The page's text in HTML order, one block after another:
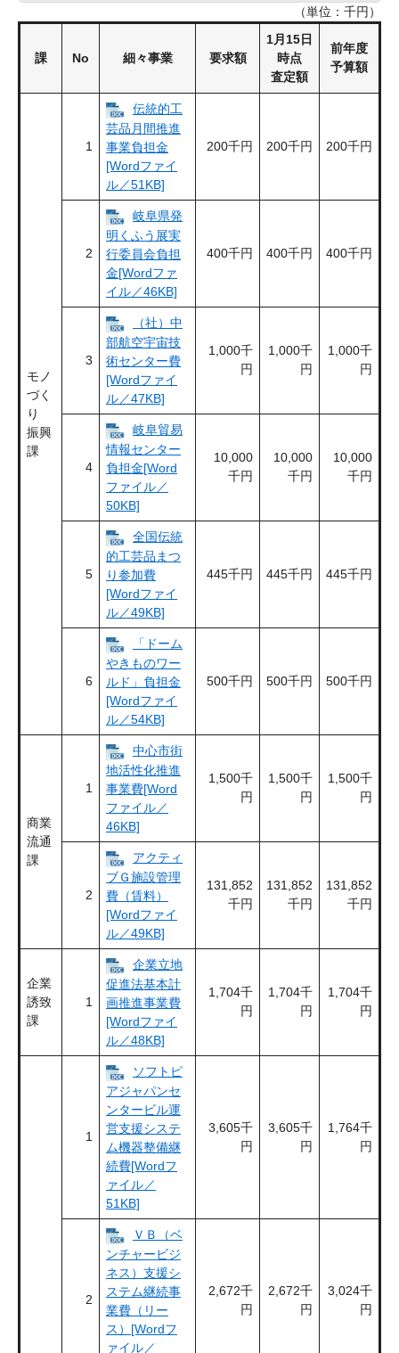
（単位：千円）
課 No 細々事業 要求額
1月15日
時点
査定額
前年度
予算額
モノ
づく
り
振興
課
1
伝統的工
芸品月間推進
事業負担金
[Wordファイ
ル／51KB]
200千円 200千円 200千円
2
岐阜県発
明くふう展実
行委員会負担
金[Wordファ
イル／46KB]
400千円 400千円 400千円
3
（社）中
部航空宇宙技
術センター費
[Wordファイ
ル／47KB]
1,000千
円
1,000千
円
1,000千
円
4
岐阜貿易
情報センター
負担金[Word
ファイル／
50KB]
10,000
千円
10,000
千円
10,000
千円
5
全国伝統
的工芸品まつ
り参加費
[Wordファイ
ル／49KB]
445千円 445千円 445千円
6
「ドーム
やきものワー
ルド」負担金
[Wordファイ
ル／54KB]
500千円 500千円 500千円
商業
流通
課
1
中心市街
地活性化推進
事業費[Word
ファイル／
46KB]
1,500千
円
1,500千
円
1,500千
円
2
アクティ
ブＧ施設管理
費（賃料）
[Wordファイ
ル／49KB]
131,852
千円
131,852
千円
131,852
千円
企業
誘致
課
1
企業立地
促進法基本計
画推進事業費
[Wordファイ
ル／48KB]
1,704千
円
1,704千
円
1,704千
円
1
ソフトピ
アジャパンセ
ンタービル運
営支援システ
ム機器整備継
続費[Wordフ
ァイル／
51KB]
3,605千
円
3,605千
円
1,764千
円
2
ＶＢ（ベ
ンチャービジ
ネス）支援シ
ステム継続事
業費（リー
ス）[Wordフ
ァイル／
2,672千
円
2,672千
円
3,024千
円